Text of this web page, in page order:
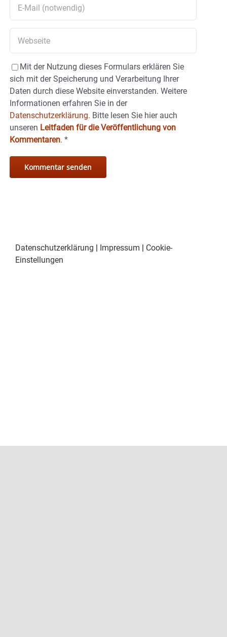
Mit der Nutzung dieses Formulars erklären Sie
sich mit der Speicherung und Verarbeitung Ihrer
Daten durch diese Website einverstanden. Weitere
Informationen erfahren Sie in der
Datenschutzerklärung. Bitte lesen Sie hier auch
unseren Leitfaden für die Veröffentlichung von
Kommentaren. *
Datenschutzerklärung Impressum
Cookie-
Einstellungen